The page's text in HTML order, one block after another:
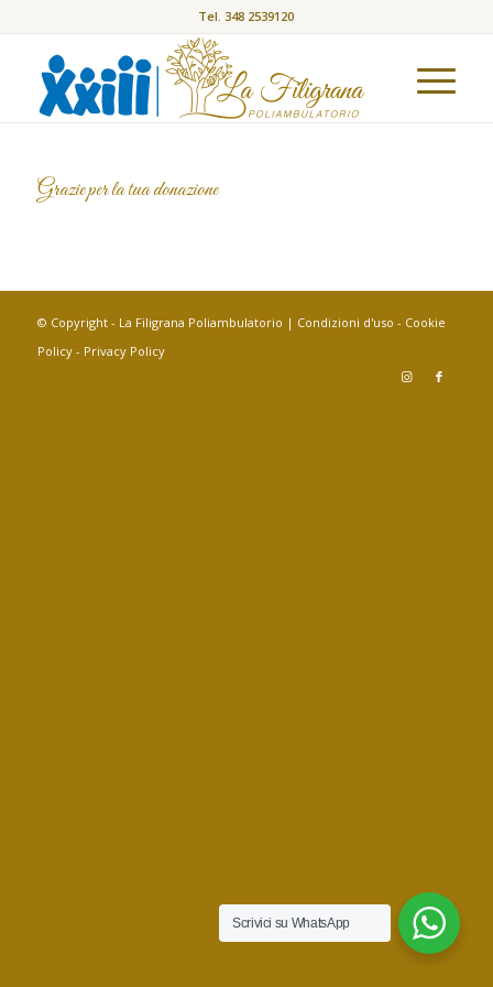
Tel. 348 2539120
Grazie per la tua donazione
© Copyright - La Filigrana Poliambulatorio | Condizioni d'uso - Cookie
Policy- Privacy Policy
Scrivici su WhatsApp